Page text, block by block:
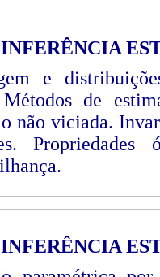
INFERÊNCIA
e
de
não viciada.
Propriedades
INFERÊNCIA